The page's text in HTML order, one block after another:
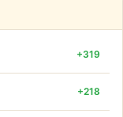
+319
+218